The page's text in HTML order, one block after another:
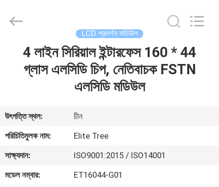
ভিডিও
সম্পর্কে
Technology.
LCD প্রদর্শন মডিউল
4 লাইন সিরিয়াল ইন্টারফেস 160 * 44
গ্লাস এলসিডি চিপ, নেতিবাচক FSTN
এলসিডি মডিউল
উৎপত্তি স্থল:
চীন
পরিচিতিমুলক নাম:
Elite Tree
সাক্ষ্যদান:
ISO9001:2015 / ISO14001
মডেল নম্বার:
ET16044-G01